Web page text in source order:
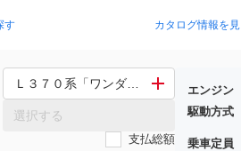
年7月（5123） 2007年12月~2013年
す カタログ情報を
Ｌ３７０系「ワンダフルセレクション
選択する
支払総額
エンジン
駆動方式
乗車定員